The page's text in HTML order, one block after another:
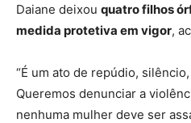
Daiane deixou quatro filhos
medida protetiva em vigor,
“É um ato de repúdio,
Queremos denunciar a
nenhuma mulher deve ser